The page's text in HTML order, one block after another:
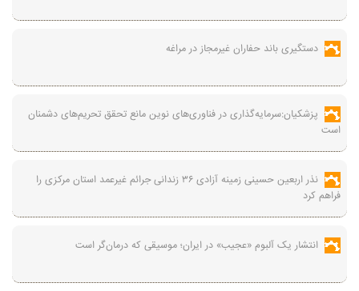
دستگیری باند حفاران غیرمجاز در مراغه
پزشکیان:سرمایه‌گذاری در فناوری‌های نوین مانع تحقق تحریم‌های دشمنان
است
نذر اربعین حسینی زمینه آزادی ۳۶ زندانی جرائم غیرعمد استان مرکزی را
فراهم کرد
انتشار یک آلبوم «عجیب» در ایران؛ موسیقی که درمان‌گر است